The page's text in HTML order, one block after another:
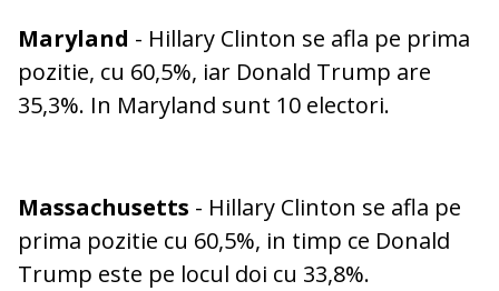
Maryland - Hillary Clinton se afla pe prima
pozitie, cu 60,5%, iar Donald Trump are
35,3%. In Maryland sunt 10 electori.
Massachusetts - Hillary Clinton se afla pe
prima pozitie cu 60,5%, in timp ce Donald
Trump este pe locul doi cu 33,8%.